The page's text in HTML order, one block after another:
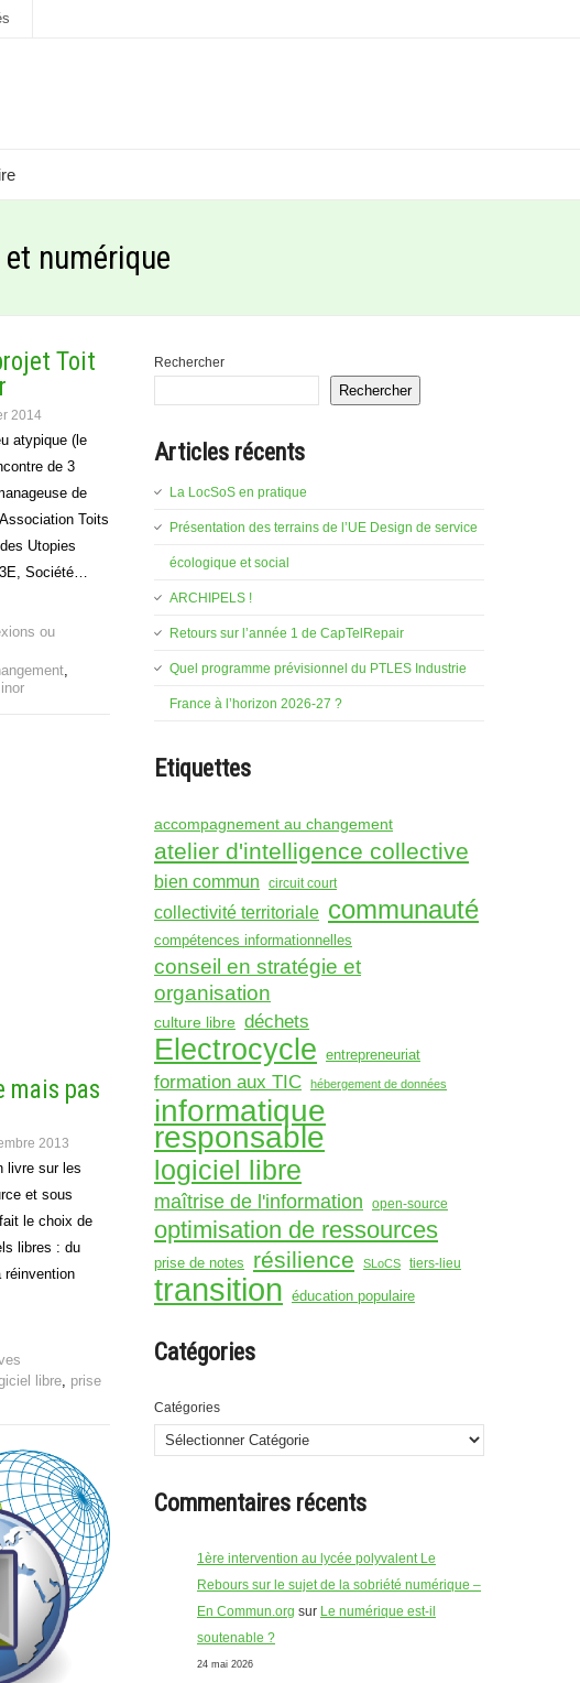
numérique
Toit
2014
atypique (le
de 3
de
Toits
Utopies
Société…
ou
,
mais pas
2013
livre sur les
et sous
le choix de
libres : du
réinvention
libre, prise
Rechercher
Rechercher
Articles récents
La LocSoS en pratique
Présentation des terrains de l’UE Design de service
écologique et social
ARCHIPELS !
Retours sur l’année 1 de CapTelRepair
Quel programme prévisionnel du PTLES Industrie
France à l’horizon 2026-27 ?
Etiquettes
accompagnement au changement
atelier d'intelligence collective
bien commun circuit court
collectivité territoriale communauté
compétences informationnelles
conseil en stratégie et
organisation
culture libre déchets
Electrocycle entrepreneuriat
formation aux TIC hébergement de données
informatique
responsable
logiciel libre
maîtrise de l'information open-source
optimisation de ressources
prise de notes résilience SLoCS tiers-lieu
transition éducation populaire
Catégories
Catégories
Commentaires récents
1ère intervention au lycée polyvalent Le
Rebours sur le sujet de la sobriété numérique –
En Commun.org sur Le numérique est-il
soutenable ?
24 mai 2026